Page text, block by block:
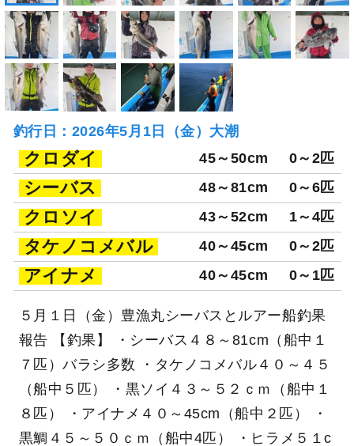
釣行日：2026年5月1日（金）大潮
クロダイ 45～50cm 0～2匹
シーバス 48～81cm 0～6匹
クロソイ 43～52cm 1～4匹
タケノコメバル 40～45cm 0～2匹
アイナメ 40～45cm 0～1匹
５月１日（金）豊漁丸シーバスとルアー船釣果
報告 【釣果】 ・シーバス４８～81cm（船中１
７匹）バラシ多数 ・タケノコメバル４０～４５
（船中５匹） ・黒ソイ４３～５２ｃｍ（船中１
８匹） ・アイナメ４０～45cm（船中２匹） ・
黒鯛４５～５０ｃｍ（船中4匹） ・ヒラメ５１c